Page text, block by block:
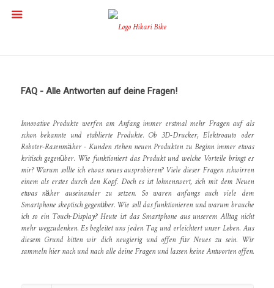
FAQ - Alle Antworten auf deine Fragen!
Innovative Produkte werfen am Anfang immer erstmal mehr Fragen auf als
schon bekannte und etablierte Produkte. Ob 3D-Drucker, Elektroauto oder
Roboter-Rasenmäher - Kunden stehen neuen Produkten zu Beginn immer etwas
kritisch gegenüber. Wie funktioniert das Produkt und welche Vorteile bringt es
mir? Warum sollte ich etwas neues ausprobieren? Viele dieser Fragen schwirren
einem als erstes durch den Kopf. Doch es ist lohnenswert, sich mit dem Neuen
etwas näher auseinander zu setzen. So waren anfangs auch viele dem
Smartphone skeptisch gegenüber. Wie soll das funktionieren und warum brauche
ich so ein Touch-Display? Heute ist das Smartphone aus unserem Alltag nicht
mehr wegzudenken. Es begleitet uns jeden Tag und erleichtert unser Leben. Aus
diesem Grund bitten wir dich neugierig und offen für Neues zu sein. Wir
sammeln hier nach und nach alle deine Fragen und lassen keine Antworten offen.